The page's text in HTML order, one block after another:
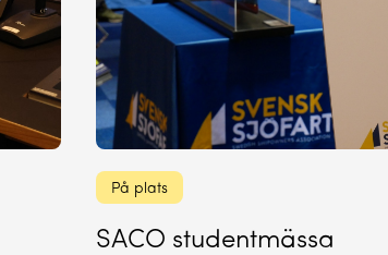
På plats
SACO studentmässa